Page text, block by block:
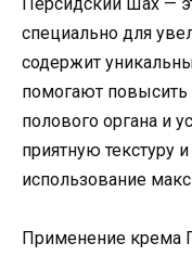
специально для
содержит
помогают
полового органа и
приятную текстуру
использование
Применение крема